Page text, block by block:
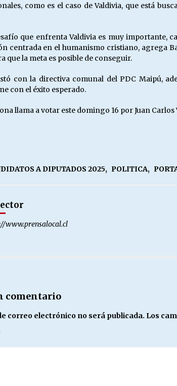
como es el caso de Valdivia, que está
que enfrenta Valdivia es muy importante,
centrada en el humanismo cristiano, agrega
que la meta es posible de conseguir.
con la directiva comunal del PDC Maipú,
con el éxito esperado.
llama a votar este domingo 16 por Juan Carlos
A DIPUTADOS 2025, POLITICA,
www.prensalocal.cl
comentario
correo electrónico no será publicada. Los